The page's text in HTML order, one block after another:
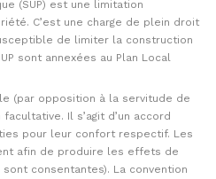
(SUP) est une limitation
C’est une charge de plein droit
de limiter la construction
sont annexées au Plan Local
(par opposition à la servitude de
Il s’agit d’un accord
pour leur confort respectif. Les
afin de produire les effets de
consentantes). La convention